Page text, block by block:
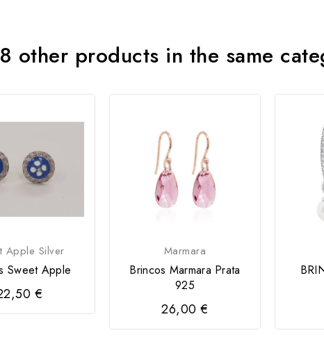
8 other products in the same
Apple Silver
Sweet Apple
€
Marmara
Brincos Marmara Prata
925
26,00 €